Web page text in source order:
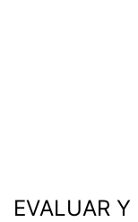
EVALUAR Y